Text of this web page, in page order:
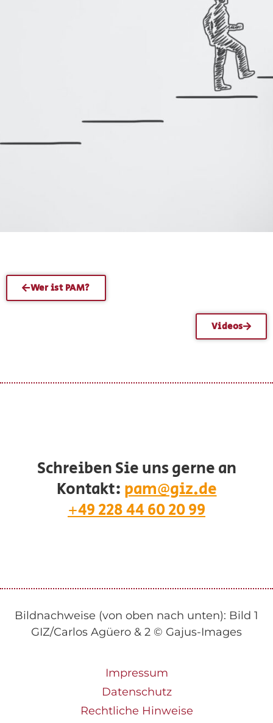
Wer ist PAM?
Videos
Schreiben Sie uns gerne an
Kontakt: pam@giz.de
+49 228 44 60 20 99
Bildnachweise (von oben nach unten): Bild 1
GIZ/Carlos Agüero & 2 © Gajus-Images
Impressum
Datenschutz
Rechtliche Hinweise